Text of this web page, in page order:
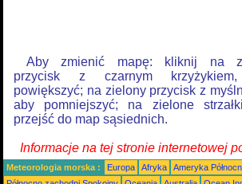
Aby zmienić mapę: kliknij na
przycisk z czarnym
powiększyć; na zielony przycisk z
aby pomniejszyć; na zielone
przejść do map sąsiednich.
Informacje na tej stronie internetowej
Meteorologia morska : Europa Afryka Ameryka